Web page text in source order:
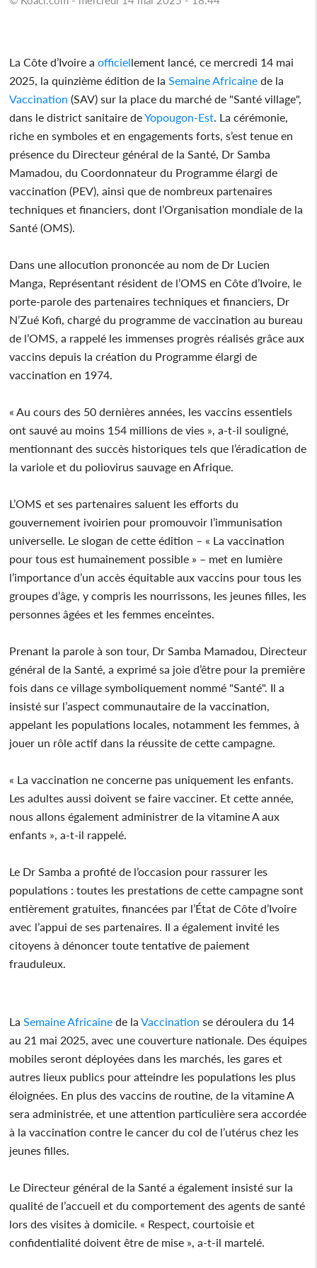
La Côte d’Ivoire a officiellement lancé, ce mercredi 14 mai
2025, la quinzième édition de la Semaine Africaine de la
Vaccination (SAV) sur la place du marché de "Santé village",
dans le district sanitaire deYopougon-Est . La cérémonie,
riche en symboles et en engagements forts, s’est tenue en
présence du Directeur général de la Santé, Dr Samba
Mamadou, du Coordonnateur du Programme élargi de
vaccination (PEV), ainsi que de nombreux partenaires
techniques et financiers, dont l’Organisation mondiale de la
Santé (OMS).
Dans une allocution prononcée au nom de Dr Lucien
Manga, Représentant résident de l’OMS en Côte d’Ivoire, le
porte-parole des partenaires techniques et financiers, Dr
N’Zué Kofi, chargé du programme de vaccination au bureau
de l’OMS, a rappelé les immenses progrès réalisés grâce aux
vaccins depuis la création du Programme élargi de
vaccination en 1974.
« Au cours des 50 dernières années, les vaccins essentiels
ont sauvé au moins 154 millions de vies », a-t-il souligné,
mentionnant des succès historiques tels que l’éradication de
la variole et du poliovirus sauvage en Afrique.
L’OMS et ses partenaires saluent les efforts du
gouvernement ivoirien pour promouvoir l’immunisation
universelle. Le slogan de cette édition – « La vaccination
pour tous est humainement possible » – met en lumière
l’importance d’un accès équitable aux vaccins pour tous les
groupes d’âge, y compris les nourrissons, les jeunes filles, les
personnes âgées et les femmes enceintes.
Prenant la parole à son tour, Dr Samba Mamadou, Directeur
général de la Santé, a exprimé sa joie d’être pour la première
fois dans ce village symboliquement nommé "Santé". Il a
insisté sur l’aspect communautaire de la vaccination,
appelant les populations locales, notamment les femmes, à
jouer un rôle actif dans la réussite de cette campagne.
« La vaccination ne concerne pas uniquement les enfants.
Les adultes aussi doivent se faire vacciner. Et cette année,
nous allons également administrer de la vitamine A aux
enfants », a-t-il rappelé.
Le Dr Samba a profité de l’occasion pour rassurer les
populations : toutes les prestations de cette campagne sont
entièrement gratuites, financées par l’État de Côte d’Ivoire
avec l’appui de ses partenaires. Il a également invité les
citoyens à dénoncer toute tentative de paiement
frauduleux.
La Semaine Africaine de la Vaccination se déroulera du 14
au 21 mai 2025, avec une couverture nationale. Des équipes
mobiles seront déployées dans les marchés, les gares et
autres lieux publics pour atteindre les populations les plus
éloignées. En plus des vaccins de routine, de la vitamine A
sera administrée, et une attention particulière sera accordée
à la vaccination contre le cancer du col de l’utérus chez les
jeunes filles.
Le Directeur général de la Santé a également insisté sur la
qualité de l’accueil et du comportement des agents de santé
lors des visites à domicile. « Respect, courtoisie et
confidentialité doivent être de mise », a-t-il martelé.